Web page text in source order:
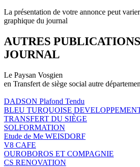
La présentation de votre annonce peut
graphique du journal
AUTRES
JOURNAL
Le Paysan Vosgien
en Transfert de siège social autre
DADSON Plafond Tendu
BLEU TURQUOISE
TRANSFERT DU SIÈGE
SOLFORMATION
Etude de Me WEISDORF
V8 CAFE
OUROBOROS ET COMPAGNIE
CS RENOVATION